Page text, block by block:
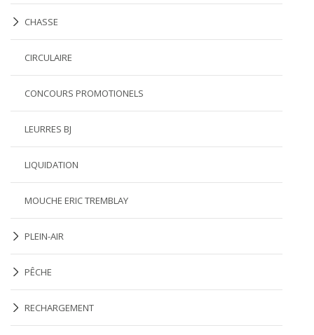
CHASSE
CIRCULAIRE
CONCOURS PROMOTIONELS
LEURRES BJ
LIQUIDATION
MOUCHE ERIC TREMBLAY
PLEIN-AIR
PÊCHE
RECHARGEMENT